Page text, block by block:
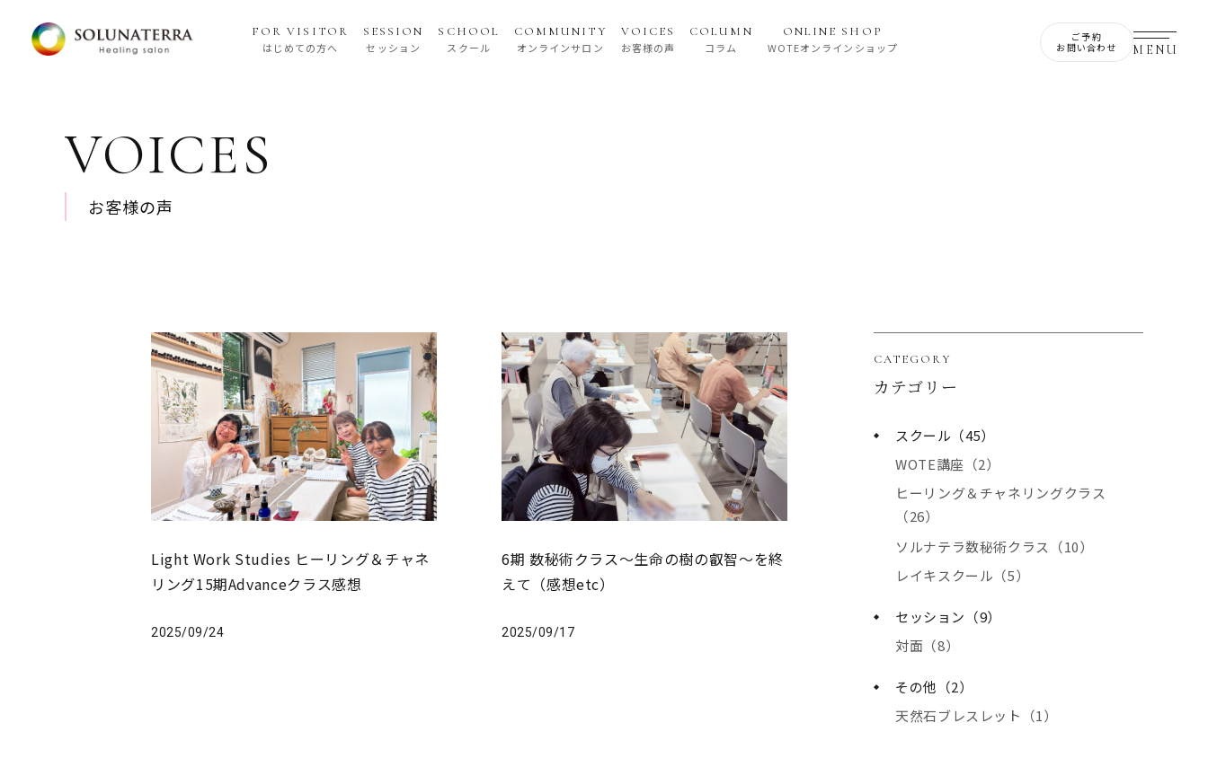
FOR VISITOR
はじめての方へ
SESSION
セッション
SCHOOL
スクール
COMMUNITY
オンラインサロン
VOICES
お客様の声
COLUMN
コラム
ONLINE SHOP
WOTEオンラインショップ
ご予約
お問い合わせ
VOICES
お客様の声
Light Work Studies ヒーリング＆チャネ
リング15期Advanceクラス感想
2025/09/24
6期 数秘術クラス〜生命の樹の叡智〜を終
えて（感想etc）
2025/09/17
CATEGORY
カテゴリー
スクール（45）
WOTE講座（2）
ヒーリング＆チャネリングクラス
（26）
ソルナテラ数秘術クラス（10）
レイキスクール（5）
セッション（9）
対面（8）
その他（2）
天然石ブレスレット（1）